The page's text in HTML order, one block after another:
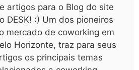
artigos para o Blog do site
DESK! :) Um dos pioneiros
mercado de coworking em
Horizonte, traz para seus
os principais temas